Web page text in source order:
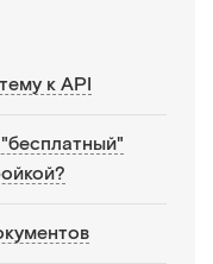
к API